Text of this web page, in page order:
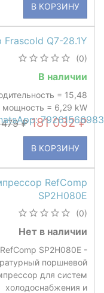
В КОРЗИНУ
Q7-28.1Y
(0)
В наличии
= 15,48
мощность = 6,29 kW
479 181 032
В КОРЗИНУ
RefComp
SP2H080E
(0)
Нет в наличии
SP2H080E -
поршневой
для систем
холодоснабжения и